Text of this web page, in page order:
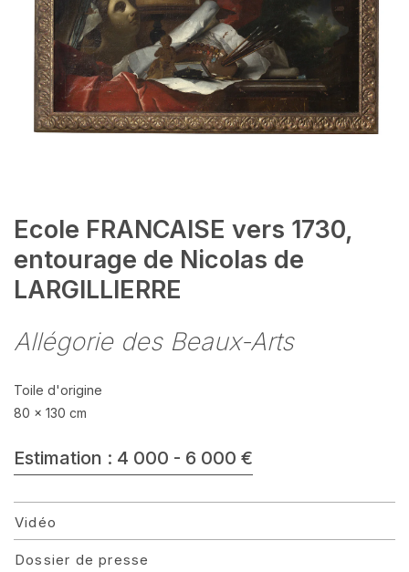
Ecole FRANCAISE vers 1730,
entourage de Nicolas de
LARGILLIERRE
Allégorie des Beaux-Arts
Toile d'origine
80 x 130 cm
Estimation : 4 000 - 6 000 €
Vidéo
Dossier de presse